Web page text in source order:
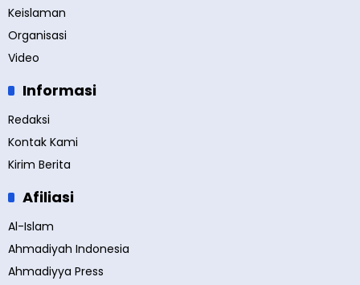
Keislaman
Organisasi
Video
Informasi
Redaksi
Kontak Kami
Kirim Berita
Afiliasi
Al-Islam
Ahmadiyah Indonesia
Ahmadiyya Press